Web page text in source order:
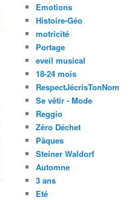
Emotions
Histoire-Géo
motricité
Portage
eveil musical
18-24 mois
RespectJécrisTonNom
Se vêtir - Mode
Reggio
Zéro Déchet
Pâques
Steiner Waldorf
Automne
3 ans
Eté